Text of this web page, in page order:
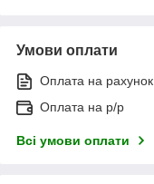
Умови оплати
Оплата на рахунок
Оплата на р/р
Всі умови оплати